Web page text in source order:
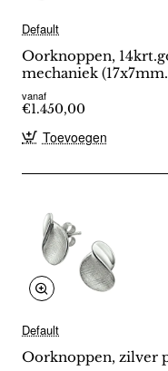
Default
Oorknoppen,
mechaniek
vanaf
€1.450,00
Toevoegen
Default
Oorknoppen, zilver